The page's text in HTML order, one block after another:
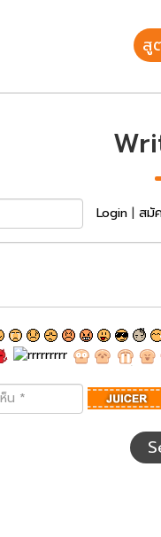
สู
Login | สมั